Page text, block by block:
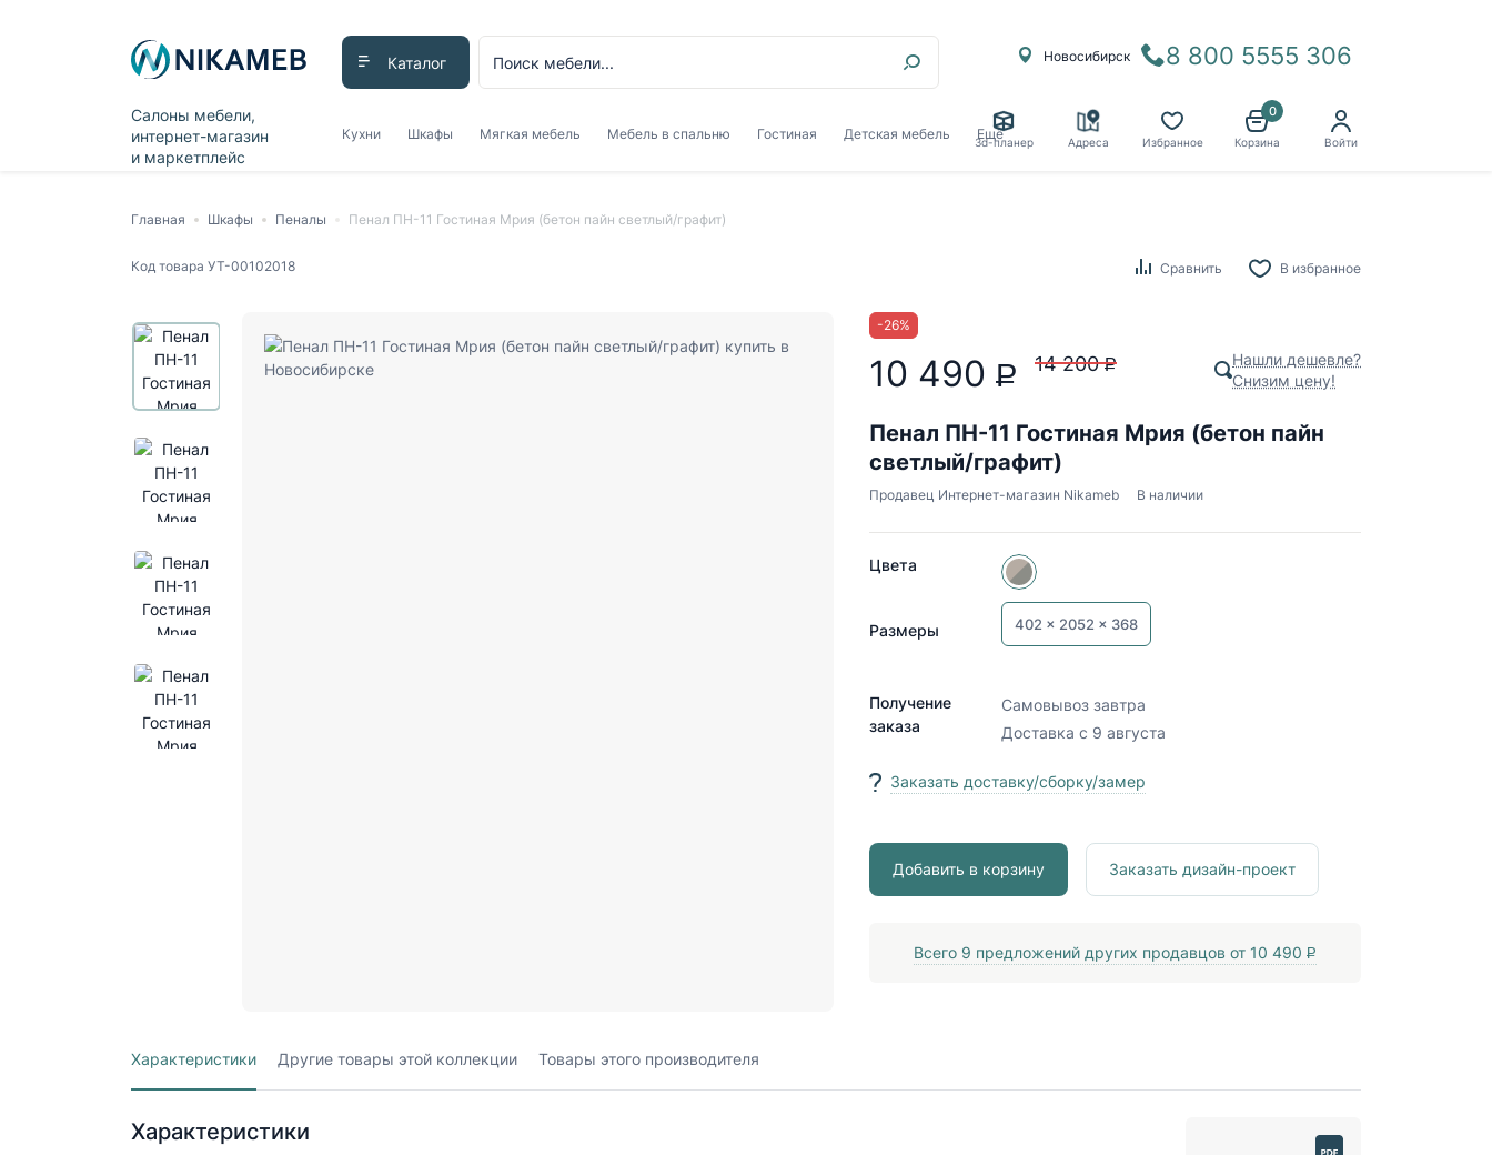
3d-планер Адреса Избранное
0
Корзина Войти
Каталог Новосибирск 8 800 5555 306
Салоны мебели,
интернет-магазин
и маркетплейс
Кухни Шкафы Мягкая мебель Мебель в спальню Гостиная Детская мебель Ещё
Главная Шкафы Пеналы Пенал ПН-11 Гостиная Мрия (бетон пайн светлый/графит)
Код товара УТ-00102018 Сравнить В избранное
-26%
10 490 P 14 200 P
Нашли дешевле?
Снизим цену!
Пенал ПН-11 Гостиная Мрия (бетон пайн
светлый/графит)
Продавец Интернет-магазин Nikameb В наличии
Цвета
Размеры 402 x 2052 x 368
Получение
заказа
Самовывоз завтра
Доставка с 9 августа
Заказать доставку/сборку/замер
Добавить в корзину Заказать дизайн-проект
Всего 9 предложений других продавцов от 10 490 P
Характеристики Другие товары этой коллекции Товары этого производителя
Характеристики